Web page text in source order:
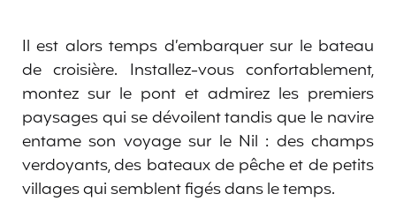
Il est alors temps d’embarquer sur le bateau
de croisière. Installez-vous confortablement,
montez sur le pont et admirez les premiers
paysages qui se dévoilent tandis que le navire
entame son voyage sur le Nil : des champs
verdoyants, des bateaux de pêche et de petits
villages qui semblent figés dans le temps.